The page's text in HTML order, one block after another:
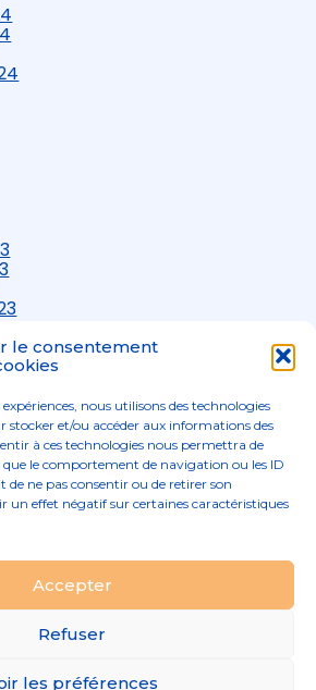
le consentement
nous utilisons des technologies
stocker et/ou accéder aux informations des
à ces technologies nous permettra de
que le comportement de navigation ou les ID
de ne pas consentir ou de retirer son
un effet négatif sur certaines caractéristiques
Accepter
Refuser
les préférences
52 68 68
MENTIONS LÉGALES